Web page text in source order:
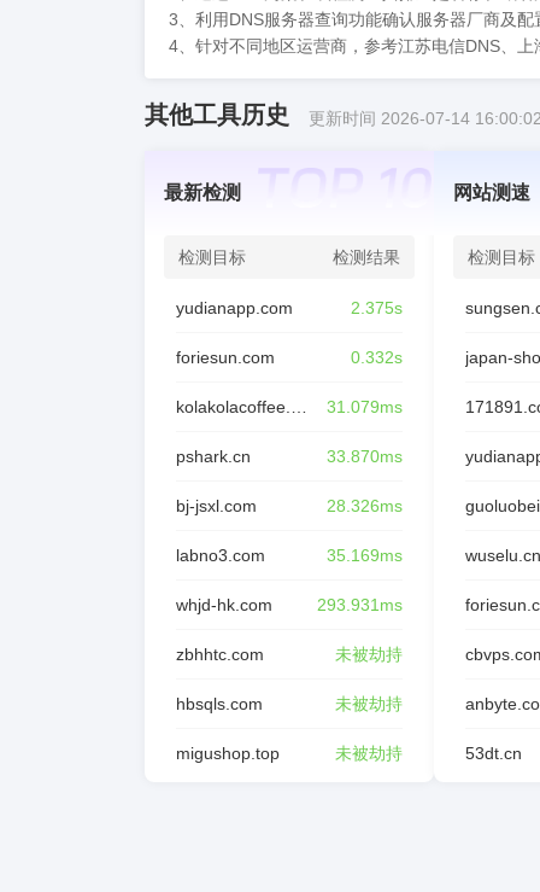
3、利用DNS服务器查询功能确认服务器厂商及
4、针对不同地区运营商，参考江苏电信DNS、
其他工具历史 更新时间 2026-07-14
最新检测
检测目标 检测结果
yudianapp.com 2.375s
foriesun.com 0.332s
31.079ms
pshark.cn 33.870ms
bj-jsxl.com 28.326ms
labno3.com 35.169ms
whjd-hk.com 293.931ms
zbhhtc.com 未被劫持
hbsqls.com 未被劫持
migushop.top 未被劫持
网站测速
检测目标
japan-
wuselu.cn
53dt.cn